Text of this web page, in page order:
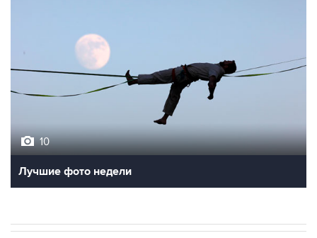
10
Лучшие фото недели